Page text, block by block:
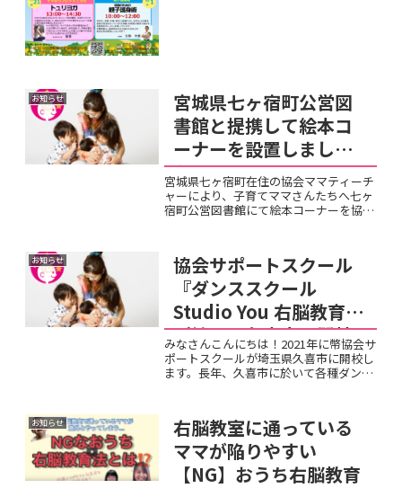
お知らせ
宮城県七ヶ宿町公営図
書館と提携して絵本コ
ーナーを設置しまし
た。
宮城県七ヶ宿町在住の協会ママティーチ
ャーにより、子育てママさんたちへ七ヶ
宿町公営図書館にて絵本コーナーを協会
さんたちの子育てコミュニティー作って
いきたいと思っております...
お知らせ
協会サポートスクール
『ダンススクール
Studio You 右脳教育』
が埼玉県久喜市に開校
しました。
みなさんこんにちは！2021年に幣協会サ
ポートスクールが埼玉県久喜市に開校し
ます。長年、久喜市に於いて各種ダンス
対象として幣協会右脳理論を基本とした
幼児スクールと大...
お知らせ
右脳教室に通っている
ママが陥りやすい
【NG】おうち右脳教育